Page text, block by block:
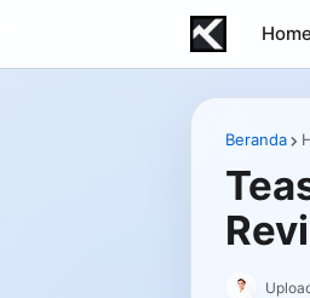
Home
Beranda